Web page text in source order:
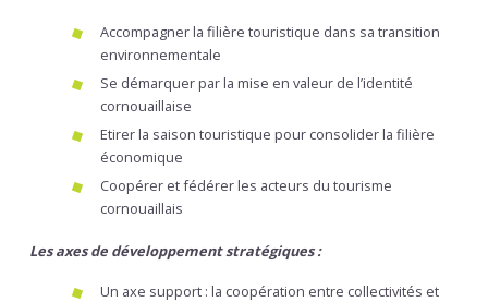
Accompagner la filière touristique dans sa transition
environnementale
Se démarquer par la mise en valeur de l’identité
cornouaillaise
Etirer la saison touristique pour consolider la filière
économique
Coopérer et fédérer les acteurs du tourisme
cornouaillais
Les axes de développement stratégiques :
Un axe support : la coopération entre collectivités et